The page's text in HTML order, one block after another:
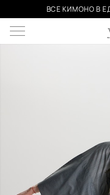
ВСЕ КИМОНО В